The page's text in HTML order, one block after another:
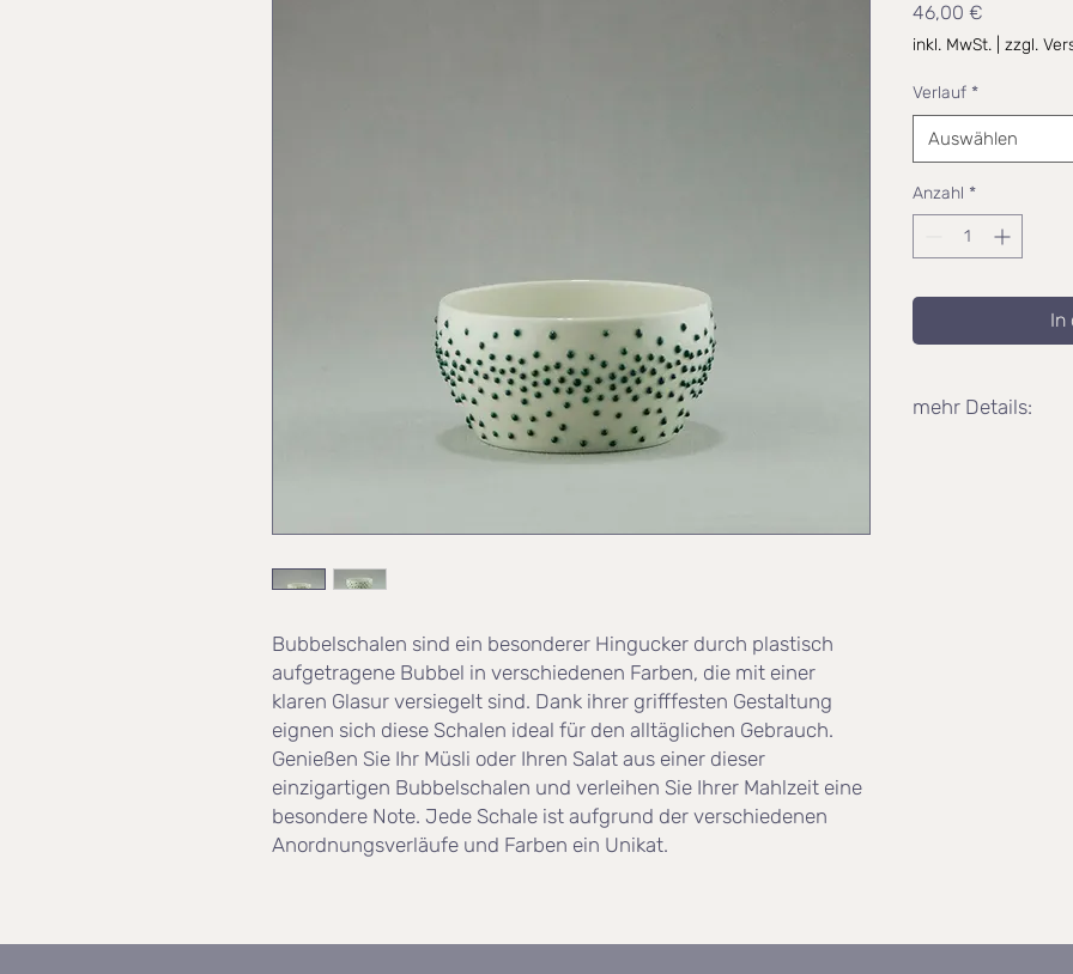
Bubbelschalen sind ein besonderer Hingucker durch plastisch
aufgetragene Bubbel in verschiedenen Farben, die mit einer
klaren Glasur versiegelt sind. Dank ihrer grifffesten Gestaltung
eignen sich diese Schalen ideal für den alltäglichen Gebrauch.
Genießen Sie Ihr Müsli oder Ihren Salat aus einer dieser
einzigartigen Bubbelschalen und verleihen Sie Ihrer Mahlzeit eine
besondere Note. Jede Schale ist aufgrund der verschiedenen
Anordnungsverläufe und Farben ein Unikat.
46,00 €
inkl. MwSt. zzgl.
Verlauf *
Auswählen
Anzahl *
In
mehr Details: